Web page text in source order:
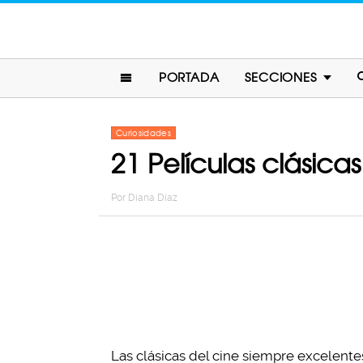
PORTADA SECCIONES
Curiosidades
21 Películas
Por Diana Diaz
Las clásicas del cine siempre